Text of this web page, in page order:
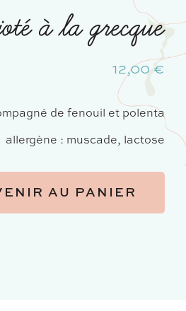
à la grecque
12,00 €
de fenouil et polenta
allergène : muscade, lactose
AU PANIER